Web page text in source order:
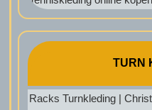
TURN
Racks Turnkleding |